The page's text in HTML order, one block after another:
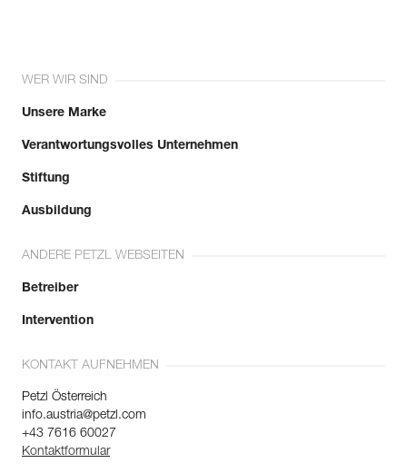
WER WIR SIND
Unsere Marke
Verantwortungsvolles Unternehmen
Stiftung
Ausbildung
ANDERE PETZL WEBSEITEN
Betreiber
Intervention
KONTAKT AUFNEHMEN
Petzl Österreich
info.austria@petzl.com
+43 7616 60027
Kontaktformular